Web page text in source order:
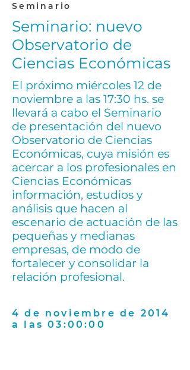
Seminario
Seminario: nuevo
Observatorio de
Ciencias Económicas
El próximo miércoles 12 de
noviembre a las 17:30 hs. se
llevará a cabo el Seminario
de presentación del nuevo
Observatorio de Ciencias
Económicas, cuya misión es
acercar a los profesionales en
Ciencias Económicas
información, estudios y
análisis que hacen al
escenario de actuación de las
pequeñas y medianas
empresas, de modo de
fortalecer y consolidar la
relación profesional.
4 de noviembre de 2014
a las 03:00:00